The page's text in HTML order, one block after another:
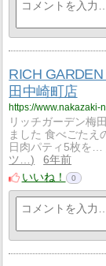
RICH
田中崎町店
https://www.nakazaki-
リッチガーデン梅
ました 食べごたえ
日肉パティ5枚を…
ツ…
6年前
いいね！
0